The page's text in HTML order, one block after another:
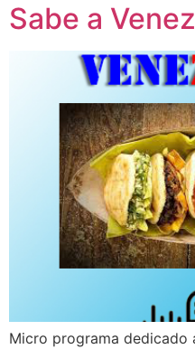
Sabe a
Micro programa dedicado